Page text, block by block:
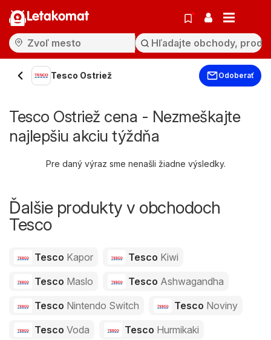
Letakomat
Tesco Ostriež Odoberať
Tesco Ostriež cena - Nezmeškajte
najlepšiu akciu týždňa
Pre daný výraz sme nenašli žiadne výsledky.
Ďalšie produkty v obchodoch
Tesco
Tesco Kapor Tesco Kiwi
Tesco Maslo Tesco Ashwagandha
Tesco Nintendo Switch Tesco Noviny
Tesco Voda Tesco Hurmikaki